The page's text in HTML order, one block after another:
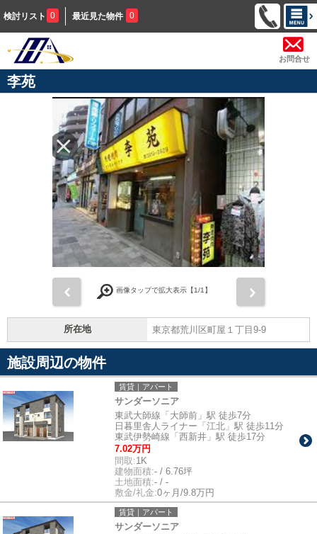
検討リスト 0 最近見た物件 0
お問合せ
李苑
画像タップで拡大表示【1/1】
所在地 東京都荒川区町屋１丁目9-9
施設周辺の物件
賃貸｜アパート
サンダーソニア
東武大師線「大師前」駅 徒歩7分
日暮里舎人ライナー「江北」駅 徒歩11分
東武伊勢崎線「西新井」駅 徒歩17分
7.02万円
間取:1K
建物面積:- / 6.76坪
土地面積:- / -
敷金/礼金:0ヶ月/9.8万円
賃貸｜アパート
サンダーソニア